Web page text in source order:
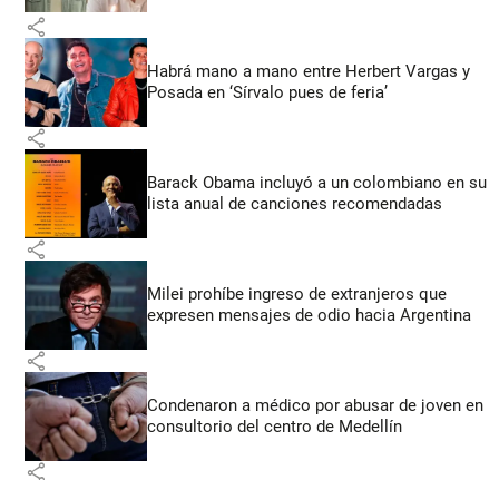
share
Habrá mano a mano entre Herbert Vargas y
Posada en ‘Sírvalo pues de feria’
share
Barack Obama incluyó a un colombiano en su
lista anual de canciones recomendadas
share
Milei prohíbe ingreso de extranjeros que
expresen mensajes de odio hacia Argentina
share
Condenaron a médico por abusar de joven en
consultorio del centro de Medellín
share